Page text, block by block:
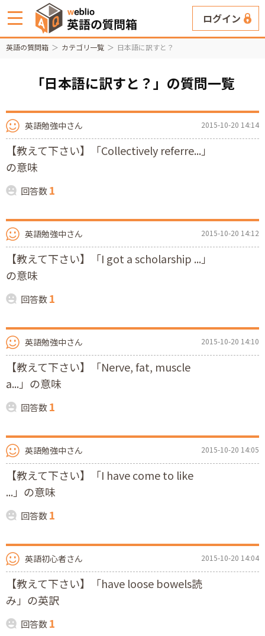
ログイン
英語の質問箱 カテゴリ一覧 日本語に訳すと？
「日本語に訳すと？」の質問一覧
英語勉強中さん 2015-10-20 14:14
【教えて下さい】「Collectively referre...」
の意味
回答数1
英語勉強中さん 2015-10-20 14:12
【教えて下さい】「I got a scholarship ...」
の意味
回答数1
英語勉強中さん 2015-10-20 14:10
【教えて下さい】「Nerve, fat, muscle
a...」の意味
回答数1
英語勉強中さん 2015-10-20 14:05
【教えて下さい】「I have come to like
...」の意味
回答数1
英語初心者さん 2015-10-20 14:04
【教えて下さい】「have loose bowels読
み」の英訳
回答数1